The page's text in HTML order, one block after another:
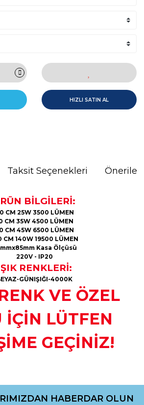
HIZLI SATIN AL
Taksit Seçenekleri
BİLGİLERİ:
CM 25W 3500 LÜMEN
CM 35W 4500 LÜMEN
CM 45W 6500 LÜMEN
CM 140W 19500 LÜMEN
Kasa Ölçüsü
220V - IP20
RENKLERİ:
GÜNIŞIĞI-4000K
VE ÖZEL
İÇİN LÜTFEN
GEÇİNİZ!
noktaları öneri formunu
için teşekkür ederiz.HABERDAR OLUN